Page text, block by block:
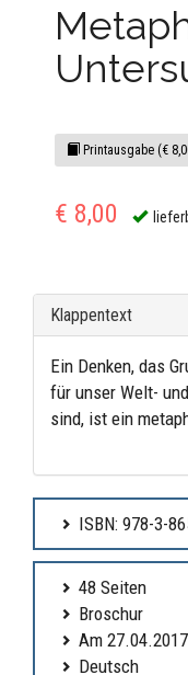
Printausgabe (€
€ 8,00
Klappentext
Ein Denken, das
für unser Welt-
sind, ist ein
ISBN: 978-3-
48 Seiten
Broschur
Am
Deutsch